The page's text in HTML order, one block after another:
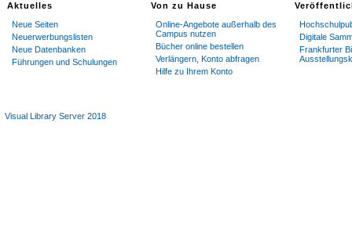
Aktuelles
Neue Seiten
Neuerwerbungslisten
Neue Datenbanken
Führungen und Schulungen
Von zu Hause
Online-Angebote außerhalb des
Campus nutzen
Bücher online bestellen
Verlängern, Konto abfragen
Hilfe zu Ihrem Konto
Digitale
Frankfurter
Visual Library Server 2018